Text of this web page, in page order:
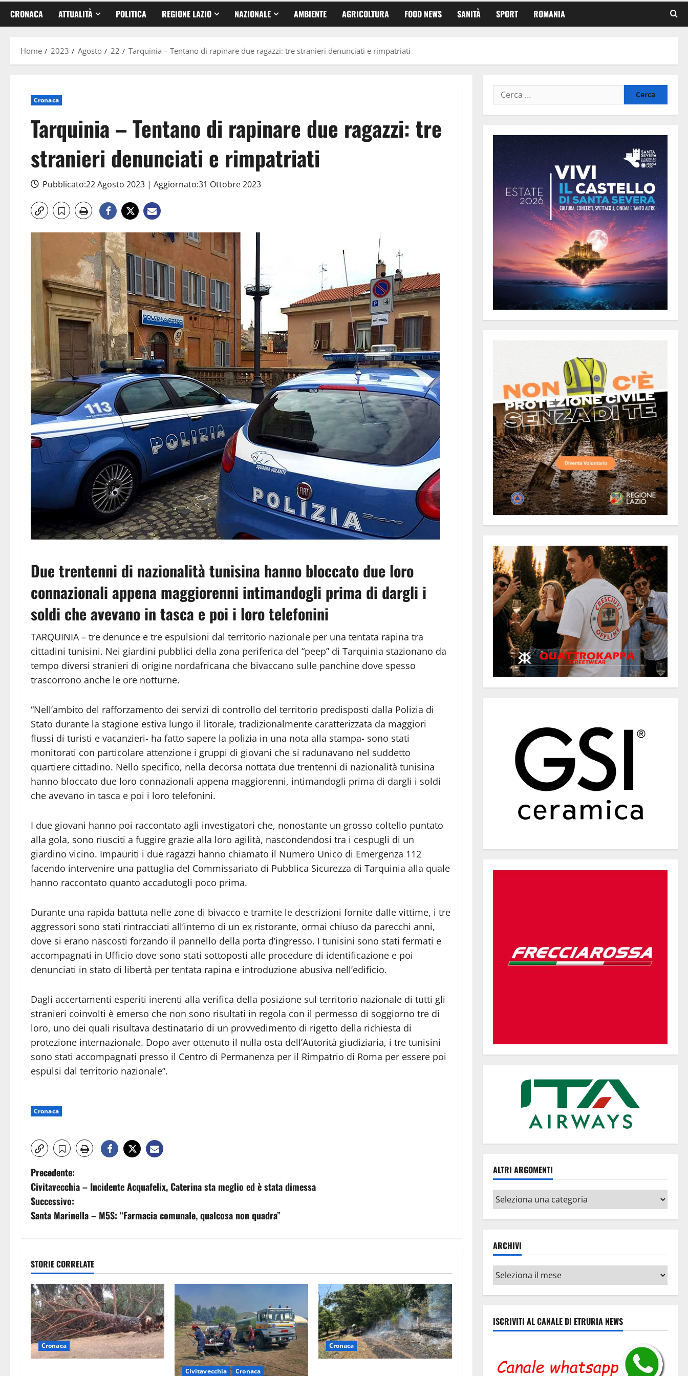
CRONACA ATTUALITÀ POLITICA REGIONE LAZIO NAZIONALE AMBIENTE AGRICOLTURA FOOD NEWS SANITÀ SPORT ROMANIA
Home 2023 Agosto 22 Tarquinia – Tentano di rapinare due ragazzi: tre stranieri denunciati e rimpatriati
Cronaca
Tarquinia – Tentano di rapinare due ragazzi: tre
stranieri denunciati e rimpatriati
Pubblicato:22 Agosto 2023 | Aggiornato:31 Ottobre 2023
Due trentenni di nazionalità tunisina hanno bloccato due loro
connazionali appena maggiorenni intimandogli prima di dargli i
soldi che avevano in tasca e poi i loro telefonini
TARQUINIA – tre denunce e tre espulsioni dal territorio nazionale per una tentata rapina tra
cittadini tunisini. Nei giardini pubblici della zona periferica del “peep” di Tarquinia stazionano da
tempo diversi stranieri di origine nordafricana che bivaccano sulle panchine dove spesso
trascorrono anche le ore notturne.
“Nell’ambito del rafforzamento dei servizi di controllo del territorio predisposti dalla Polizia di
Stato durante la stagione estiva lungo il litorale, tradizionalmente caratterizzata da maggiori
flussi di turisti e vacanzieri- ha fatto sapere la polizia in una nota alla stampa- sono stati
monitorati con particolare attenzione i gruppi di giovani che si radunavano nel suddetto
quartiere cittadino. Nello specifico, nella decorsa nottata due trentenni di nazionalità tunisina
hanno bloccato due loro connazionali appena maggiorenni, intimandogli prima di dargli i soldi
che avevano in tasca e poi i loro telefonini.
I due giovani hanno poi raccontato agli investigatori che, nonostante un grosso coltello puntato
alla gola, sono riusciti a fuggire grazie alla loro agilità, nascondendosi tra i cespugli di un
giardino vicino. Impauriti i due ragazzi hanno chiamato il Numero Unico di Emergenza 112
facendo intervenire una pattuglia del Commissariato di Pubblica Sicurezza di Tarquinia alla quale
hanno raccontato quanto accadutogli poco prima.
Durante una rapida battuta nelle zone di bivacco e tramite le descrizioni fornite dalle vittime, i tre
aggressori sono stati rintracciati all’interno di un ex ristorante, ormai chiuso da parecchi anni,
dove si erano nascosti forzando il pannello della porta d’ingresso. I tunisini sono stati fermati e
accompagnati in Ufficio dove sono stati sottoposti alle procedure di identificazione e poi
denunciati in stato di libertà per tentata rapina e introduzione abusiva nell’edificio.
Dagli accertamenti esperiti inerenti alla verifica della posizione sul territorio nazionale di tutti gli
stranieri coinvolti è emerso che non sono risultati in regola con il permesso di soggiorno tre di
loro, uno dei quali risultava destinatario di un provvedimento di rigetto della richiesta di
protezione internazionale. Dopo aver ottenuto il nulla osta dell’Autorità giudiziaria, i tre tunisini
sono stati accompagnati presso il Centro di Permanenza per il Rimpatrio di Roma per essere poi
espulsi dal territorio nazionale”.
Cronaca
N
a
v
g
a
z
i
o
Precedente:
Civitavecchia – Incidente Acquafelix, Caterina sta meglio ed è stata dimessa
Successivo:
Santa Marinella – M5S: “Farmacia comunale, qualcosa non quadra”
STORIE CORRELATE
Cronaca
Civitavecchia Cronaca
Cronaca
Ricerca
per:
ALTRI ARGOMENTI
Altri
argomenti
ARCHIVI
Archivi
ISCRIVITI AL CANALE DI ETRURIA NEWS